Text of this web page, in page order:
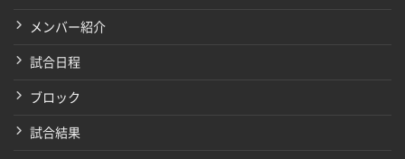
メンバー紹介
試合日程
ブロック
試合結果